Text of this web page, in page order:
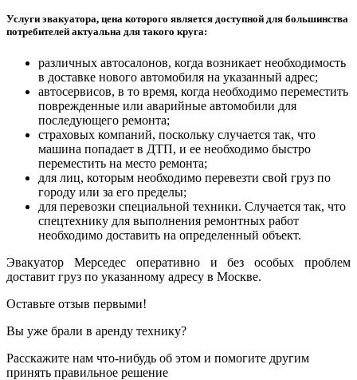
Услуги эвакуатора, цена которого является доступной для большинства
потребителей актуальна для такого круга:
различных автосалонов, когда возникает необходимость
в доставке нового автомобиля на указанный адрес;
автосервисов, в то время, когда необходимо переместить
поврежденные или аварийные автомобили для
последующего ремонта;
страховых компаний, поскольку случается так, что
машина попадает в ДТП, и ее необходимо быстро
переместить на место ремонта;
для лиц, которым необходимо перевезти свой груз по
городу или за его пределы;
для перевозки специальной техники. Случается так, что
спецтехнику для выполнения ремонтных работ
необходимо доставить на определенный объект.
Эвакуатор Мерседес оперативно и без особых проблем
доставит груз по указанному адресу в Москве.
Оставьте отзыв первыми!
Вы уже брали в аренду технику?
Расскажите нам что-нибудь об этом и помогите другим
принять правильное решение